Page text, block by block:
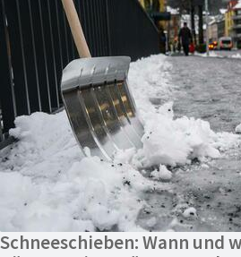
Schneeschieben: Wann und